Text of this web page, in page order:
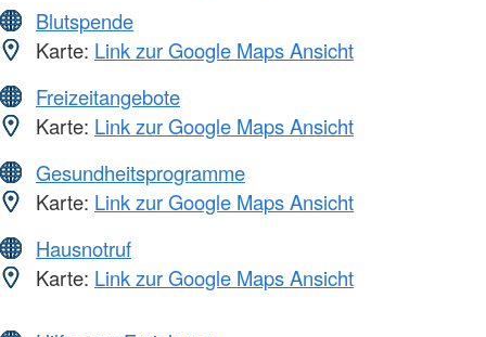
Blutspende
Karte: Link zur Google Maps Ansicht
Freizeitangebote
Karte: Link zur Google Maps Ansicht
Gesundheitsprogramme
Karte: Link zur Google Maps Ansicht
Hausnotruf
Karte: Link zur Google Maps Ansicht